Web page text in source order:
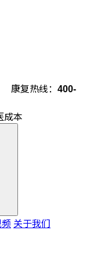
康复热线： 400-
成本
关于我们